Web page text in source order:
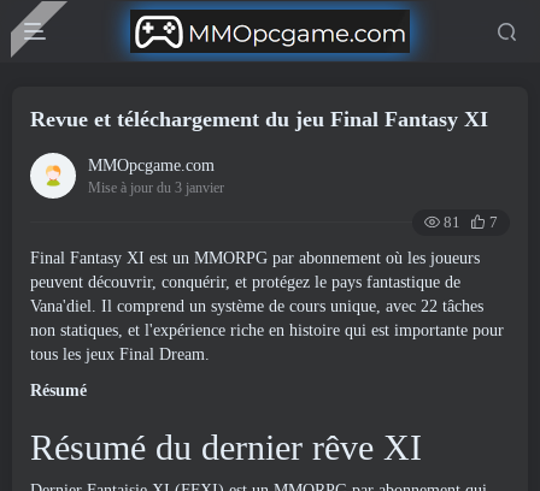
Revue et téléchargement du jeu Final Fantasy XI
MMOpcgame.com
Mise à jour du 3 janvier
81
7
Final Fantasy XI est un MMORPG par abonnement où les joueurs
peuvent découvrir, conquérir, et protégez le pays fantastique de
Vana'diel. Il comprend un système de cours unique, avec 22 tâches
non statiques, et l'expérience riche en histoire qui est importante pour
tous les jeux Final Dream.
Résumé
Résumé du dernier rêve XI